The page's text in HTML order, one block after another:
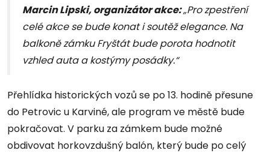
Marcin Lipski, organizátor akce:„Pro zpestření
celé akce se bude konat i soutěž elegance. Na
balkoně zámku Fryštát bude porota hodnotit
vzhled auta a kostýmy posádky.“
Přehlídka historických vozů se po 13. hodině přesune
do Petrovic u Karviné, ale program ve městě bude
pokračovat. V parku za zámkem bude možné
obdivovat horkovzdušný balón, který bude po celý